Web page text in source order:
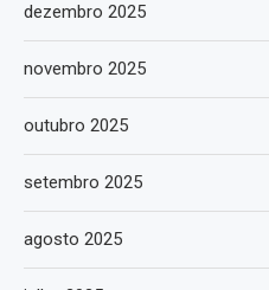
dezembro 2025
novembro 2025
outubro 2025
setembro 2025
agosto 2025